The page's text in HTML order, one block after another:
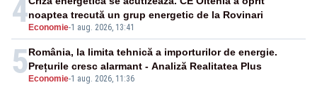
4 Economie-1 aug. 2026, 13:41
noaptea trecută un grup energetic de la Rovinari
5 Economie-1 aug. 2026, 11:36
România, la limita tehnică a importurilor de energie.
Prețurile cresc alarmant - Analiză Realitatea Plus